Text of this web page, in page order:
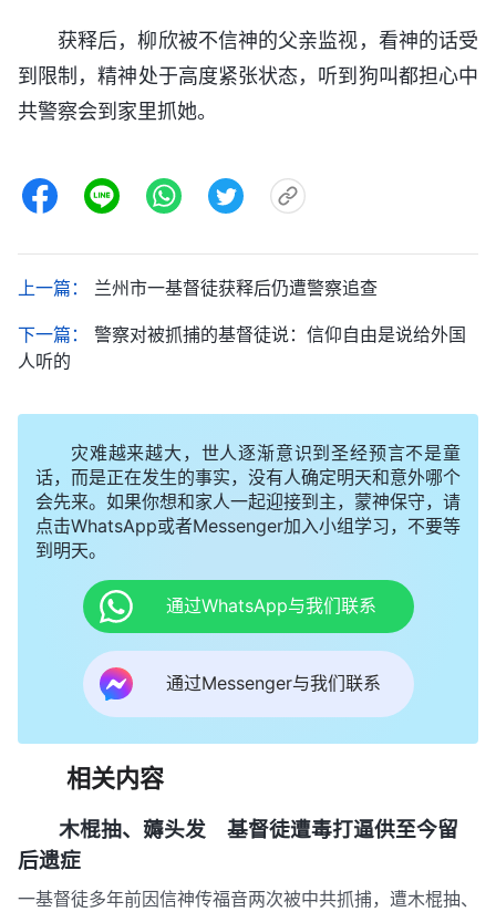
获释后，柳欣被不信神的父亲监视，看神的话受
到限制，精神处于高度紧张状态，听到狗叫都担心中
共警察会到家里抓她。
上一篇： 兰州市一基督徒获释后仍遭警察追查
下一篇： 警察对被抓捕的基督徒说：信仰自由是说给外国
人听的
灾难越来越大，世人逐渐意识到圣经预言不是童
话，而是正在发生的事实，没有人确定明天和意外哪个
会先来。如果你想和家人一起迎接到主，蒙神保守，请
点击WhatsApp或者Messenger加入小组学习，不要等
到明天。
通过WhatsApp与我们联系
通过Messenger与我们联系
相关内容
木棍抽、薅头发 基督徒遭毒打逼供至今留
后遗症
一基督徒多年前因信神传福音两次被中共抓捕，遭木棍抽、